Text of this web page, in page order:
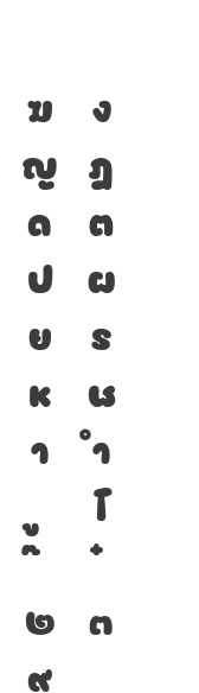
ฆ
ง
ญ
ฎ
ด
ต
ป
ผ
ย
ร
ห
ฬ
า
ำ
โ
๒
๓
๙